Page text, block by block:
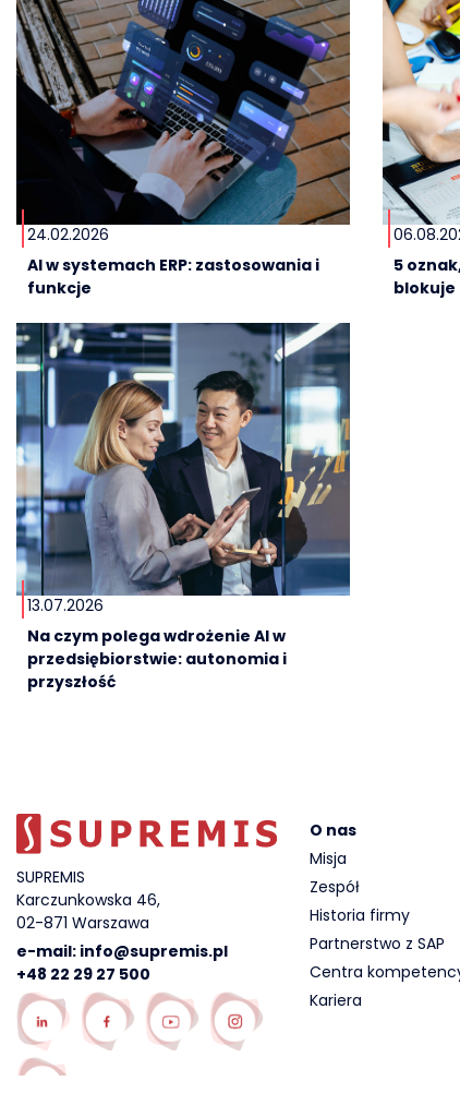
24.02.2026
AI w systemach ERP: zastosowania i
funkcje
5
blokuje
13.07.2026
Na czym polega wdrożenie AI w
przedsiębiorstwie: autonomia i
przyszłość
SUPREMIS
Karczunkowska 46,
02-871 Warszawa
e-mail: info@supremis.pl
+48 22 29 27 500
O nas
Misja
Zespół
Historia firmy
Partnerstwo z SAP
Centra
Kariera